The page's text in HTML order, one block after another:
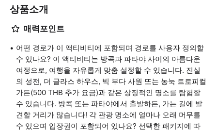
상품소개
매력포인트
어떤 경로가 이 액티비티에 포함되며 경로를 사용자 정의할
수 있나요? 이 액티비티는 방콕과 파타야 사이의 아름다운
여정으로, 여행을 자유롭게 맞춤 설정할 수 있습니다. 진실
의 성전, 더 글라스 하우스, 빅 부다 사원 또는 농눅 트로피컬
가든(500 THB 추가 요금)과 같은 상징적인 명소를 탐험할
수 있습니다. 방콕 또는 파타야에서 출발하든, 가는 길에 발
견할 거리가 많습니다! 각 관광 명소에 얼마나 오래 머무를
수 있으며 입장권이 포함되어 있나요? 선택한 패키지에 따